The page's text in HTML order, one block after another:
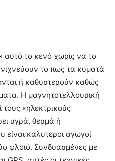
αυτό το κενό χωρίς να το
το πώς τα κύματά
ή καθυστερούν καθώς
Η μαγνητοτελλουρική
τους «ηλεκτρικούς
υγρά, θερμά ή
καλύτεροι αγωγοί
φλοιό. Συνδυασμένες με